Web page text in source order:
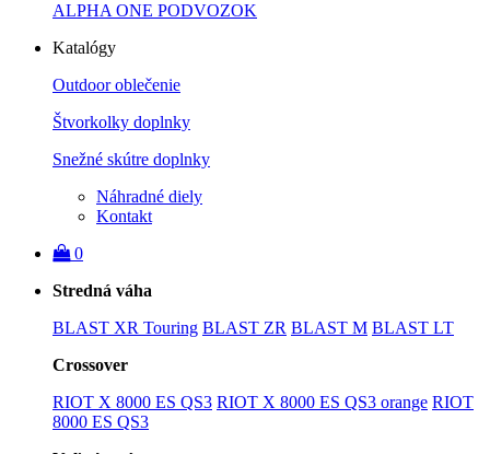
ALPHA ONE PODVOZOK
Katalógy
Outdoor oblečenie
Štvorkolky doplnky
Snežné skútre doplnky
Náhradné diely
Kontakt
0
Stredná váha
BLAST XR Touring BLAST ZR BLAST M BLAST LT
Crossover
RIOT X 8000 ES QS3 RIOT X 8000 ES QS3 orange RIOT
8000 ES QS3